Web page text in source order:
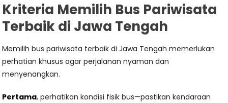
Kriteria Memilih Bus Pariwisata
Terbaik di Jawa Tengah
Memilih bus pariwisata terbaik di Jawa Tengah memerlukan
perhatian khusus agar perjalanan nyaman dan
menyenangkan.
Pertama, perhatikan kondisi fisik bus—pastikan kendaraan